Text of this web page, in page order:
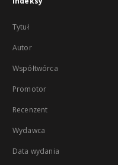
Tytuł
Autor
Współtwórca
Promotor
Recenzent
Wydawca
Data wydania